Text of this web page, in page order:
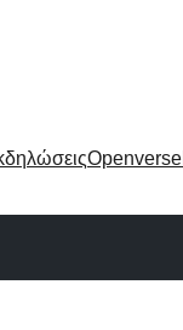
Openverse